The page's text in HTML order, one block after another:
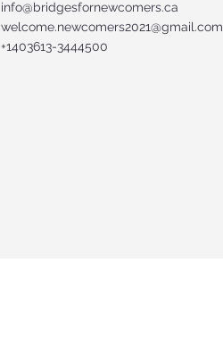
info@bridgesfornewcomers.ca
welcome.newcomers2021@gmail.com
+1403613-3444500